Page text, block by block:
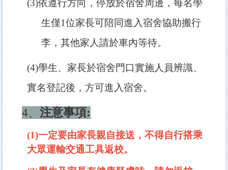
(3)依遵行方向，停放於宿舍周邊，每名學
生僅1位家長可陪同進入宿舍協助搬行
李，其他家人請於車內等待。
(4)學生、家長於宿舍門口實施人員辨識、
實名登記後，方可進入宿舍。
4、 注意事項:
(1)一定要由家長親自接送，不得自行搭乘
大眾運輸交通工具返校。